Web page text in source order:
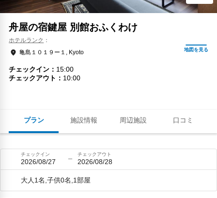
プラン 施設情報 周辺施設 口コミ
舟屋の宿鍵屋 別館おふくわけ
ホテルランク
亀島１０１９ー１, Kyoto
チェックイン
15:00
チェックアウト
10:00
チェックイン
2026/08/27
チェックアウト
2026/08/28
大人1名,子供0名,1部屋